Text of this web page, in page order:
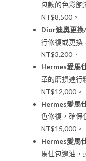
包款的色彩飽
NT$8,500。
Dior迪奧更換/
行修復或更換
NT$3,200。
Hermes愛馬
革的磨損進行
NT$12,000。
Hermes愛馬
色修復，確保
NT$15,000。
Hermes愛馬
馬仕包邊油，